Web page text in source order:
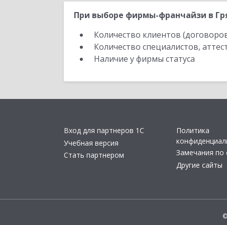
При выборе фирмы-франчайзи в
Количество клиентов
Количество специалистов,
Наличие у фирмы статуса
Вход для партнеров 1С
Учебная версия
Стать партнером
Политика
Замечания по
Другие сайты